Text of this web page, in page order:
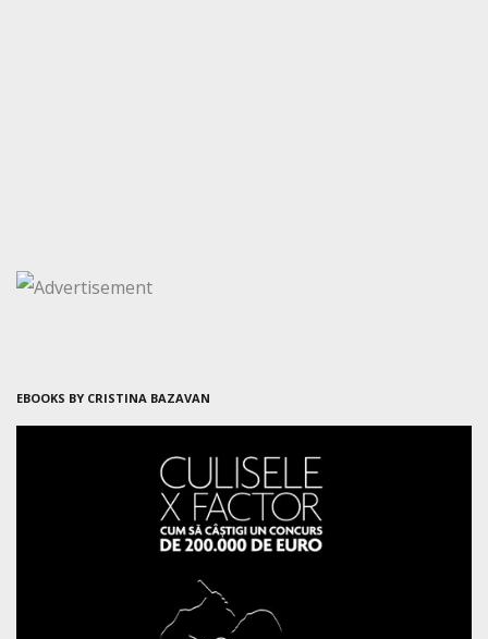
EBOOKS BY CRISTINA BAZAVAN